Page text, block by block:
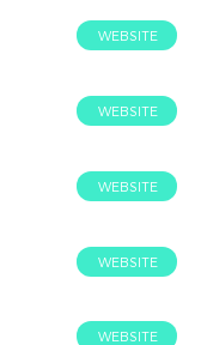
WEBSITE
WEBSITE
WEBSITE
WEBSITE
WEBSITE